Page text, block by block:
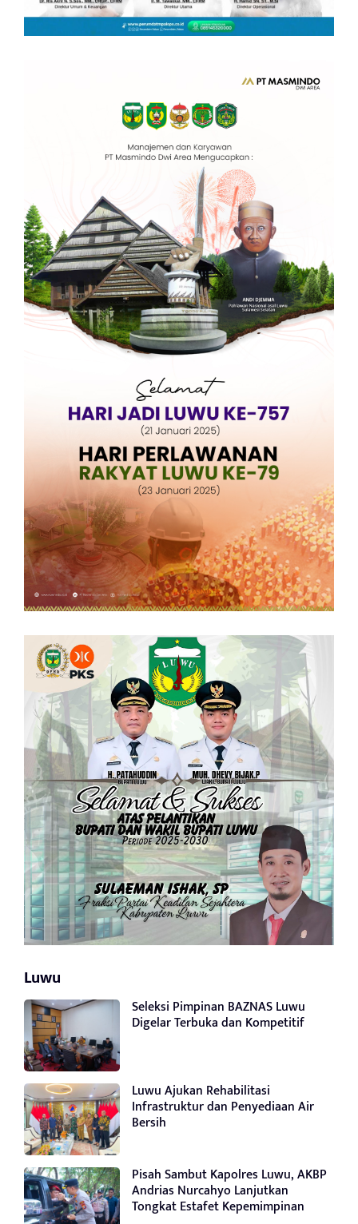
Luwu
Seleksi Pimpinan BAZNAS Luwu
Digelar Terbuka dan Kompetitif
Luwu Ajukan Rehabilitasi
Infrastruktur dan Penyediaan Air
Bersih
Pisah Sambut Kapolres Luwu, AKBP
Andrias Nurcahyo Lanjutkan
Tongkat Estafet Kepemimpinan